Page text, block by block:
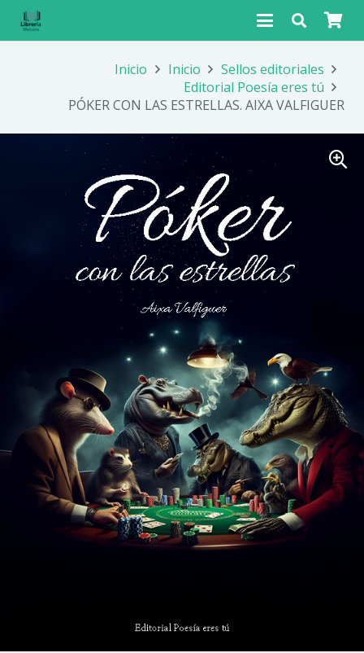
Inicio Inicio
Sellos editoriales
Editorial Poesía eres tú
PÓKER CON LAS ESTRELLAS. AIXA VALFIGUER